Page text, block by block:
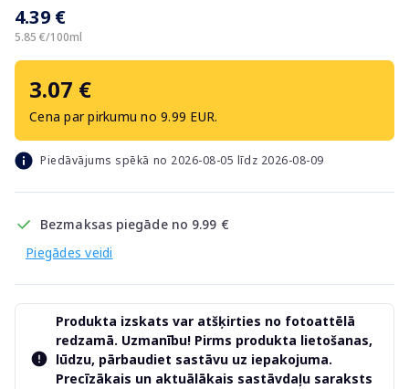
4.39 €
5.85 €/100ml
3.07 €
Cena par pirkumu no 9.99 EUR.
Piedāvājums spēkā no 2026-08-05 līdz 2026-08-09
Bezmaksas piegāde no 9.99 €
Piegādes veidi
Produkta izskats var atšķirties no fotoattēlā
redzamā. Uzmanību! Pirms produkta lietošanas,
lūdzu, pārbaudiet sastāvu uz iepakojuma.
Precīzākais un aktuālākais sastāvdaļu saraksts